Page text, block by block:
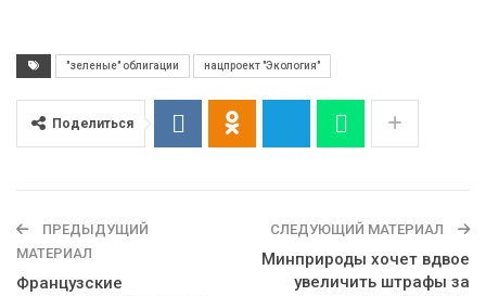
"зеленые" облигации нацпроект "Экология"
Поделиться
ПРЕДЫДУЩИЙ
МАТЕРИАЛ
Французские
СЛЕДУЮЩИЙ МАТЕРИАЛ
Минприроды хочет вдвое
увеличить штрафы за